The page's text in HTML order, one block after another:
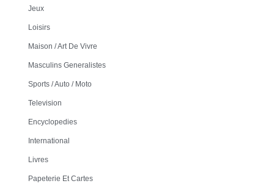
Jeux
Loisirs
Maison / Art De Vivre
Masculins Generalistes
Sports / Auto / Moto
Television
Encyclopedies
International
Livres
Papeterie Et Cartes